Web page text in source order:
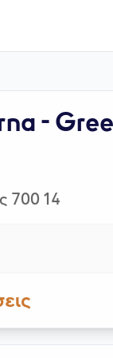
-
700 14